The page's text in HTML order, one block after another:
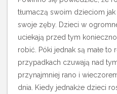
tłumaczą swoim dzieciom
swoje zęby. Dzieci w
uciekają przed tym
robić. Póki jednak są małe to
przypadkach czuwają nad
przynajmniej rano i
dnia. Kiedy jednakże dzieci